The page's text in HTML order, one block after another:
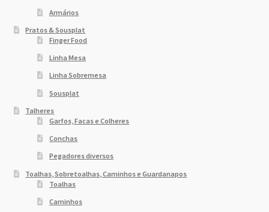
Armários
Pratos & Sousplat
Finger Food
Linha Mesa
Linha Sobremesa
Sousplat
Talheres
Garfos, Facas e Colheres
Conchas
Pegadores diversos
Toalhas, Sobretoalhas, Caminhos e Guardanapos
Toalhas
Caminhos